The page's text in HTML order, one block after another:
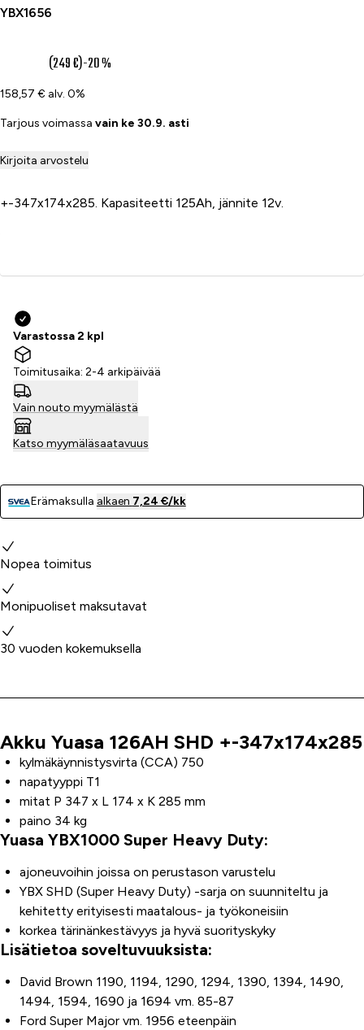
YBX1656
(249 €)-20 %
158,57 € alv. 0%
Tarjous voimassa vain ke 30.9. asti
Kirjoita arvostelu
+-347x174x285. Kapasiteetti 125Ah, jännite 12v.
Varastossa 2 kpl
Toimitusaika: 2-4 arkipäivää
Vain nouto myymälästä
Katso myymäläsaatavuus
Erämaksulla alkaen 7,24 €/kk
Miksi valita meidät?
Nopea toimitus
Monipuoliset maksutavat
30 vuoden kokemuksella
Tuoteinfo
Akku Yuasa 126AH SHD +-347x174x285
kylmäkäynnistysvirta (CCA) 750
napatyyppi T1
mitat P 347 x L 174 x K 285 mm
paino 34 kg
Yuasa YBX1000 Super Heavy Duty:
ajoneuvoihin joissa on perustason varustelu
YBX SHD (Super Heavy Duty) -sarja on suunniteltu ja
kehitetty erityisesti maatalous- ja työkoneisiin
korkea tärinänkestävyys ja hyvä suorityskyky
Lisätietoa soveltuvuuksista:
David Brown 1190, 1194, 1290, 1294, 1390, 1394, 1490,
1494, 1594, 1690 ja 1694 vm. 85-87
Ford Super Major vm. 1956 eteenpäin